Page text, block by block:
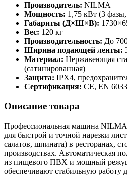
Производитель: NILMA
Мощность: 1,75 кВт (3
Габариты (Д×Ш×В):
Вес: 120 кг
Производительность: До
Ширина подающей ленты:
Материал: Нержавеющая
(сатинированная)
Защита: IPX4,
Сертификация: CE, EN
Описание товара
Профессиональная машина NILMA
для быстрой и точной нарезки
салатов, шпината) в ресторанах,
производствах. Автоматическая
из пищевого ПВХ и мощный
обеспечивают стабильную работу